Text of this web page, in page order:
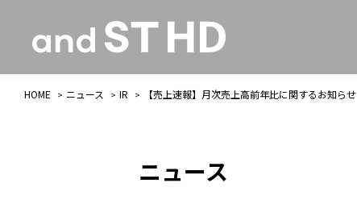
HOME ニュース IR 【売上速報】月次売上高前年比に関するお知らせ
ニュース